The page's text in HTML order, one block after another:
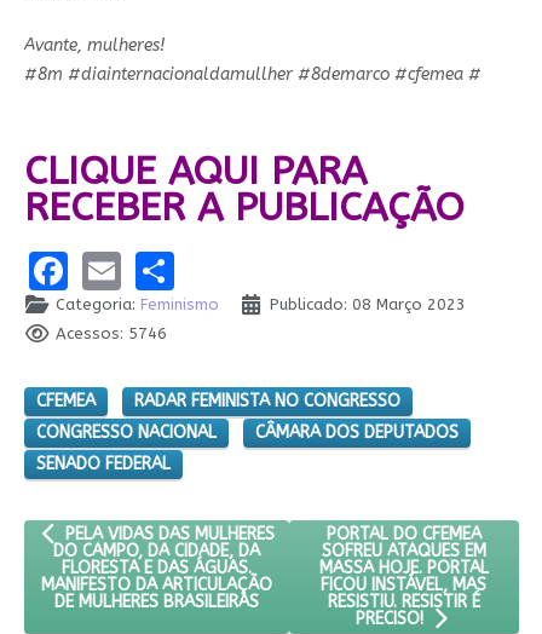
Avante, mulheres!
#8m #diainternacionaldamullher #8demarco #cfemea #
CLIQUE AQUI PARA
RECEBER A PUBLICAÇÃO
Facebook
EmailShare
Categoria: Feminismo
Publicado: 08 Março 2023
Acessos: 5746
CFEMEA
RADAR FEMINISTA NO CONGRESSO
CONGRESSO NACIONAL
CÂMARA DOS DEPUTADOS
SENADO FEDERAL
ARTIGO ANTERIOR: PELA VIDAS DAS MULHERES DO CAMPO, DA
PELA VIDAS DAS MULHERES
DO CAMPO, DA CIDADE, DA
FLORESTA E DAS ÁGUAS.
MANIFESTO DA ARTICULAÇÃO
DE MULHERES BRASILEIRAS
PRÓXIMO ARTIGO: PORTAL
PORTAL DO CFEMEA
SOFREU ATAQUES EM
MASSA HOJE. PORTAL
FICOU INSTÁVEL, MAS
RESISTIU. RESISTIR É
PRECISO!